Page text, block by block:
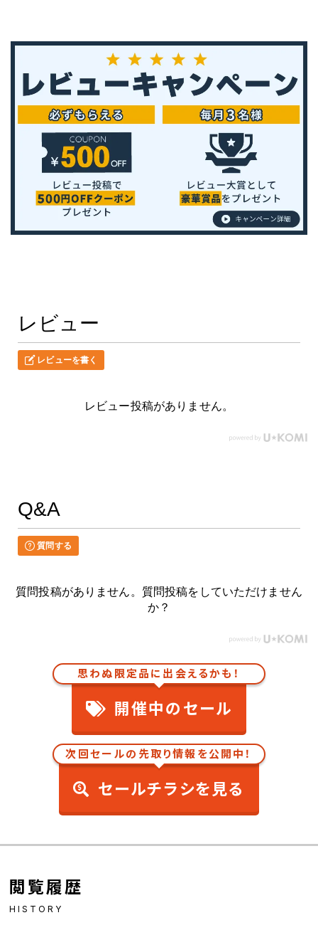
レビュー
レビューを書く
レビュー投稿がありません。
Q&A
質問する
質問投稿がありません。質問投稿をしていただけません
か？
思わぬ限定品に出会えるかも！
開催中のセール
次回セールの先取り情報を公開中！
セールチラシを見る
閲覧履歴
HISTORY